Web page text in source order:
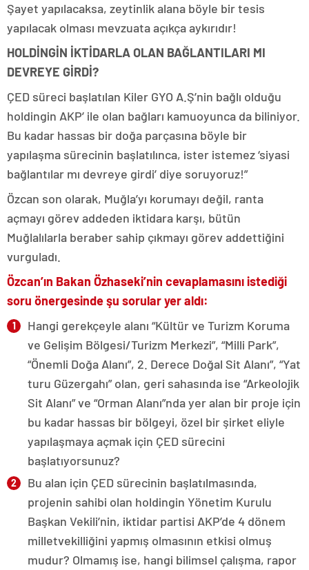
Şayet yapılacaksa, zeytinlik alana böyle bir tesis
yapılacak olması mevzuata açıkça aykırıdır!
HOLDİNGİN İKTİDARLA OLAN BAĞLANTILARI MI
DEVREYE GİRDİ?
ÇED süreci başlatılan Kiler GYO A.Ş’nin bağlı olduğu
holdingin AKP’ ile olan bağları kamuoyunca da biliniyor.
Bu kadar hassas bir doğa parçasına böyle bir
yapılaşma sürecinin başlatılınca, ister istemez ‘siyasi
bağlantılar mı devreye girdi’ diye soruyoruz!”
Özcan son olarak, Muğla’yı korumayı değil, ranta
açmayı görev addeden iktidara karşı, bütün
Muğlalılarla beraber sahip çıkmayı görev addettiğini
vurguladı.
Özcan’ın Bakan Özhaseki’nin cevaplamasını istediği
soru önergesinde şu sorular yer aldı:
Hangi gerekçeyle alanı “Kültür ve Turizm Koruma
ve Gelişim Bölgesi/Turizm Merkezi”, “Milli Park”,
“Önemli Doğa Alanı”, 2. Derece Doğal Sit Alanı”, “Yat
turu Güzergahı” olan, geri sahasında ise “Arkeolojik
Sit Alanı” ve “Orman Alanı”nda yer alan bir proje için
bu kadar hassas bir bölgeyi, özel bir şirket eliyle
yapılaşmaya açmak için ÇED sürecini
başlatıyorsunuz?
Bu alan için ÇED sürecinin başlatılmasında,
projenin sahibi olan holdingin Yönetim Kurulu
Başkan Vekili’nin, iktidar partisi AKP’de 4 dönem
milletvekilliğini yapmış olmasının etkisi olmuş
mudur? Olmamış ise, hangi bilimsel çalışma, rapor